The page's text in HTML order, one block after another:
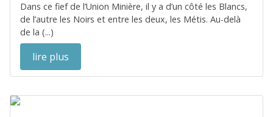
Dans ce fief de l’Union Minière, il y a d’un côté les Blancs,
de l’autre les Noirs et entre les deux, les Métis. Au-delà
de la (...)
lire plus